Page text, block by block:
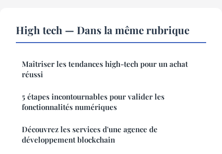
High tech — Dans la même rubrique
Maîtriser les tendances high-tech pour un achat
réussi
5 étapes incontournables pour valider les
fonctionnalités numériques
Découvrez les services d'une agence de
développement blockchain